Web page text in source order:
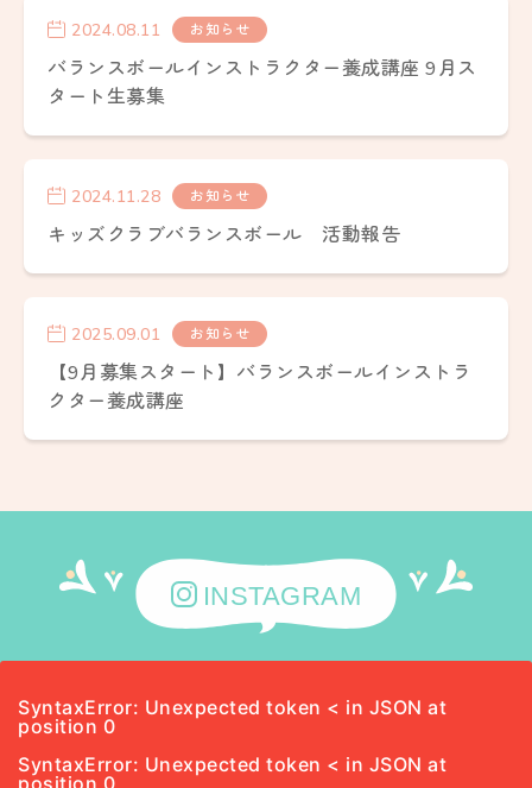
2024.08.11 お知らせ
バランスボールインストラクター養成講座 9月ス
タート生募集
2024.11.28 お知らせ
キッズクラブバランスボール 活動報告
2025.09.01 お知らせ
【9月募集スタート】バランスボールインストラ
クター養成講座
INSTAGRAM
SyntaxError: Unexpected token < in JSON at
position 0
SyntaxError: Unexpected token < in JSON at